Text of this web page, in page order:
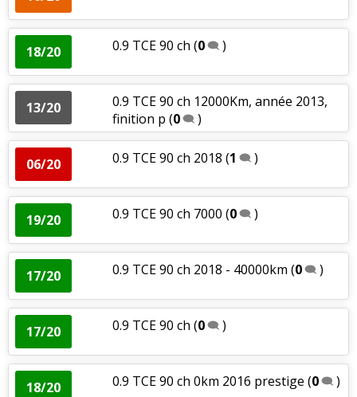
18/20 0.9 TCE 90 ch (0 )
13/20
0.9 TCE 90 ch 12000Km, année 2013,
finition p (0 )
06/20 0.9 TCE 90 ch 2018 (1 )
19/20 0.9 TCE 90 ch 7000 (0 )
17/20 0.9 TCE 90 ch 2018 - 40000km (0 )
17/20 0.9 TCE 90 ch (0 )
18/20 0.9 TCE 90 ch 0km 2016 prestige (0 )